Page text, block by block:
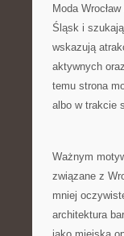
Moda
Śląsk i
wskazują
aktywnych
temu strona
albo w trakcie
Ważnym
związane z
mniej
architektura